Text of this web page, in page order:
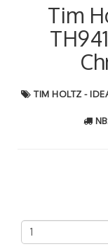
Tim
TIM HOLTZ -